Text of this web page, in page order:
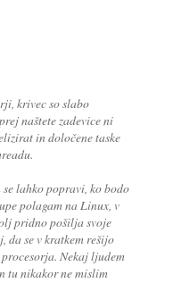
krivec so slabo
naštete zadevice ni
in določene taske
lahko popravi, ko bodo
polagam na Linux, v
pridno pošilja svoje
da se v kratkem rešijo
Nekaj ljudem
tu nikakor ne mislim